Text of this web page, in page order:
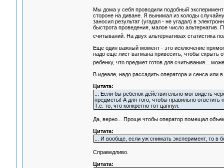
Мы дома у себя проводили подобный
стороне на диване. Я вынимал из колоды
заносил результат (угадал - не угадал) в
быстрота проведения, малое число альтернатив.
считываний. На двух альтернативах статистика
Еще один важный момент - это исключение
надо еще лист ватмана привесить, чтобы скрыть
ребенку, что предмет готов для считывания...
В идеале, надо рассадить оператора и сенса
Цитата:
... Если бы ребенок действительно мог видеть
предметы! А для того, чтобы правильно ответить
Т.е. то, что конкретно тот цапнул.
Да, верно... Проще чтобы оператор помещал
Цитата:
... И вообще, если уж снимать эксперимент, то в
Справедливо.
Цитата: